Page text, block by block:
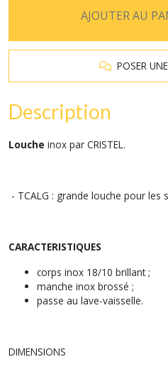
AJOUTER AU
POSER
Description
Louche inox par CRISTEL.
- TCALG : grande louche pour les
CARACTERISTIQUES
corps inox 18/10 brillant ;
manche inox brossé ;
passe au lave-vaisselle.
DIMENSIONS